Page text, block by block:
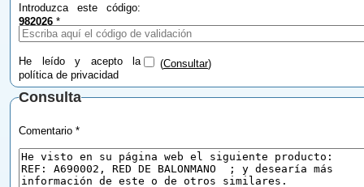
Introduzca este código:
982026 *
He leído y acepto la
política de privacidad
(Consultar)
Consulta
Comentario *